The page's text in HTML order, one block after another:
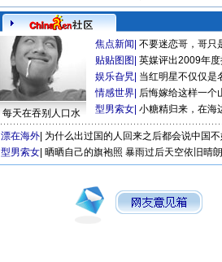
每天在吞别人口水
焦点新闻 不要迷恋哥，哥只
贴贴图图 英媒评出2009年度
娱乐旮旯 当红明星不仅仅是
情感世界 后悔嫁给这样一个
型男索女 小糖精归来，在海
漂在海外 为什么出过国的人回来之后都会说中国
型男索女 晒晒自己的旗袍照 暴雨过后天空依旧晴朗